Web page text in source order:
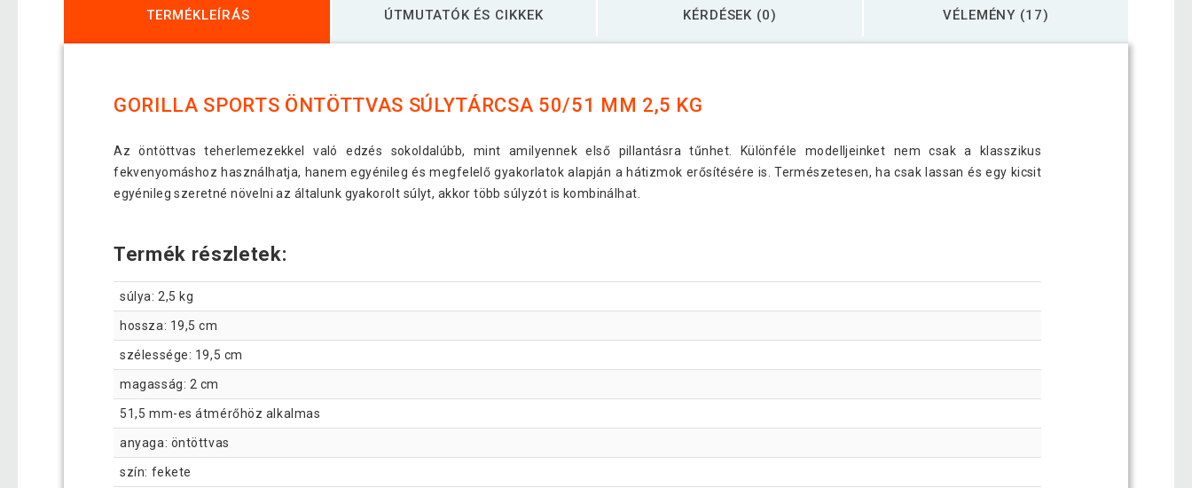
TERMÉKLEÍRÁS ÚTMUTATÓK ÉS CIKKEK KÉRDÉSEK (0) VÉLEMÉNY (17)
GORILLA SPORTS ÖNTÖTTVAS SÚLYTÁRCSA 50/51 MM 2,5 KG
Az öntöttvas teherlemezekkel való edzés sokoldalúbb, mint amilyennek első pillantásra tűnhet. Különféle modelljeinket nem csak a klasszikus
fekvenyomáshoz használhatja, hanem egyénileg és megfelelő gyakorlatok alapján a hátizmok erősítésére is. Természetesen, ha csak lassan és egy kicsit
egyénileg szeretné növelni az általunk gyakorolt ​​súlyt, akkor több súlyzót is kombinálhat.
Termék részletek:
súlya: 2,5 kg
hossza: 19,5 cm
szélessége: 19,5 cm
magasság: 2 cm
51,5 mm-es átmérőhöz alkalmas
anyaga: öntöttvas
szín: fekete